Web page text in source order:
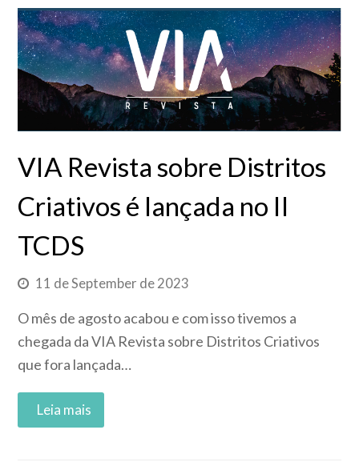
VIA Revista sobre Distritos
Criativos é lançada no II
TCDS
11 de September de 2023
O mês de agosto acabou e com isso tivemos a
chegada da VIA Revista sobre Distritos Criativos
que fora lançada…